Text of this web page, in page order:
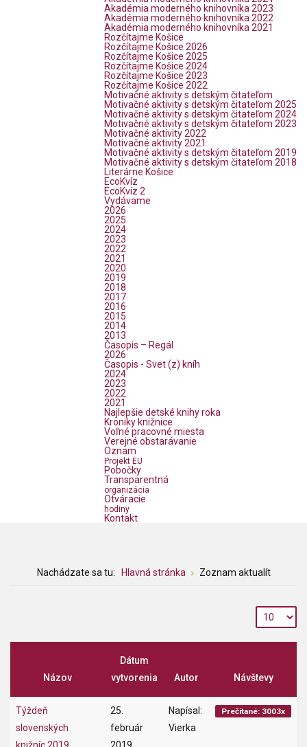
Akadémia moderného knihovníka 2023
Akadémia moderného knihovníka 2022
Akadémia moderného knihovníka 2021
Rozčítajme Košice
Rozčítajme Košice 2026
Rozčítajme Košice 2025
Rozčítajme Košice 2024
Rozčítajme Košice 2023
Rozčítajme Košice 2022
Motivačné aktivity s detským čitateľom
Motivačné aktivity s detským čitateľom 2025
Motivačné aktivity s detským čitateľom 2024
Motivačné aktivity s detským čitateľom 2023
Motivačné aktivity 2022
Motivačné aktivity 2021
Motivačné aktivity s detským čitateľom 2019
Motivačné aktivity s detským čitateľom 2018
Literárne Košice
EcoKvíz
EcoKvíz 2
Vydávame
2026
2025
2024
2023
2022
2021
2020
2019
2018
2017
2016
2015
2014
2013
Časopis – Regál
2026
Časopis - Svet (z) kníh
2024
2023
2022
2021
Najlepšie detské knihy roka
Kroniky knižnice
Voľné pracovné miesta
Verejné obstarávanie
Oznam
Projekt EU
Pobočky
Transparentná
organizácia
Otváracie
hodiny
Kontakt
Nachádzate sa tu: Hlavná stránka Zoznam aktualít
Názov
Dátum
vytvorenia
Autor Návštevy
Týždeň
slovenských
25.
február
Napísal:
Vierka
Prečítané: 3003x